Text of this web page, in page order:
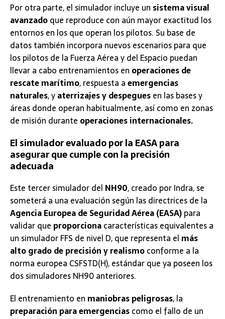
Por otra parte, el simulador incluye un sistema visual
avanzadoque reproduce con aún mayor exactitud los
entornos en los que operan los pilotos. Su base de
datos también incorpora nuevos escenarios para que
los pilotos de la Fuerza Aérea y del Espacio puedan
llevar a cabo entrenamientos en operaciones de
rescate marítimo, respuesta aemergencias
naturales, yaterrizajes y despeguesen las bases y
áreas donde operan habitualmente, así como en zonas
de misión durante operaciones internacionales.
El simulador evaluado por la EASA para
asegurar que cumple con la precisión
adecuada
Este tercer simulador del NH90, creado por Indra, se
someterá a una evaluación según las directrices de la
Agencia Europea de Seguridad Aérea (EASA)para
validar que proporcionacaracterísticas equivalentes a
un simulador FFS de nivel D, que representa el más
alto grado de precisión y realismoconforme a la
norma europea CSFSTD(H), estándar que ya poseen los
dos simuladores NH90 anteriores.
El entrenamiento en maniobras peligrosas, la
preparación para emergenciascomo el fallo de un